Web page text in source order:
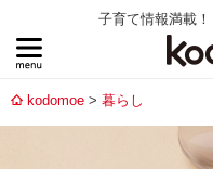
子育て情報満載
kodomoe 暮らし